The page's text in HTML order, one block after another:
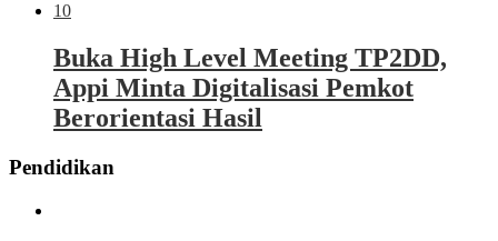
10
Buka High Level Meeting TP2DD,
Appi Minta Digitalisasi Pemkot
Berorientasi Hasil
Pendidikan